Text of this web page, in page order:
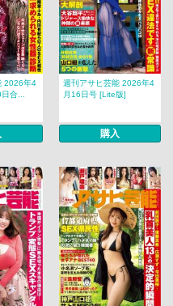
2026年4
合...
週刊アサヒ芸能 2026年4
月16日号 [Lite版]
購入